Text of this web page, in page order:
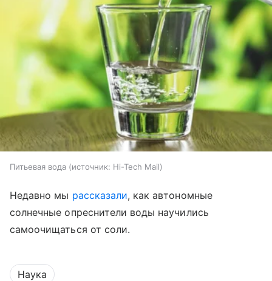
Питьевая вода источник: Hi-Tech Mail
Недавно мы рассказали, как автономные
солнечные опреснители воды научились
самоочищаться от соли.
Наука